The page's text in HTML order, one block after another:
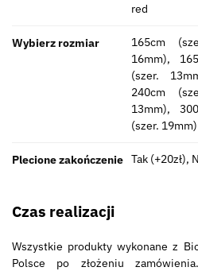
red
Wybierz rozmiar
165cm
16mm),
(szer.
240cm
13mm),
(szer. 19mm)
Plecione zakończenie Tak (+20zł),
Czas realizacji
Wszystkie produkty wykonane z
Polsce po złożeniu